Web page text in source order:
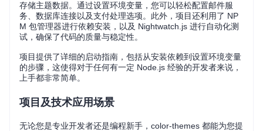
存储主题数据。通过设置环境变量，您可以轻松配置邮件服
务、数据库连接以及支付处理选项。此外，项目还利用了 NP
M 包管理器进行依赖安装，以及 Nightwatch.js 进行自动化测
试，确保了代码的质量与稳定性。
项目提供了详细的启动指南，包括从安装依赖到设置环境变量
的步骤，这使得对于任何有一定 Node.js 经验的开发者来说，
上手都非常简单。
项目及技术应用场景
无论您是专业开发者还是编程新手，color-themes 都能为您提